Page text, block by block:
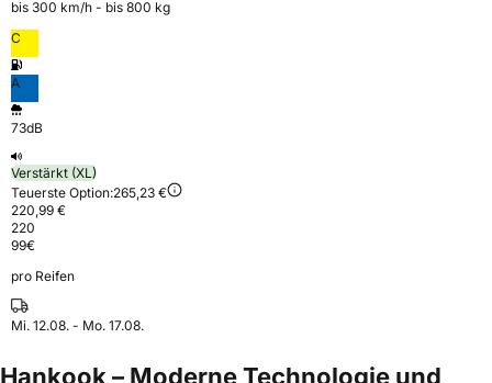
bis 300 km⁠/⁠h - bis 800 kg
C
A
73dB
Verstärkt (XL)
Teuerste Option:265,23 €
220,99 €
220
99€
pro Reifen
Mi. 12.08. - Mo. 17.08.
Hankook – Moderne Technologie und